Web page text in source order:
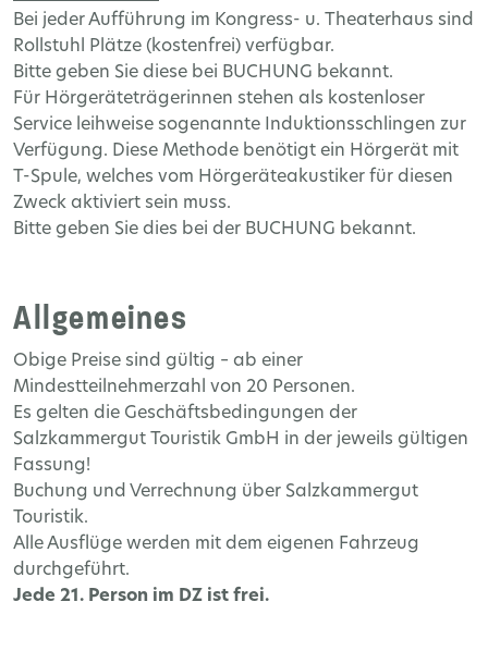
Bei jeder Aufführung im Kongress- u. Theaterhaus sind
Rollstuhl Plätze (kostenfrei) verfügbar.
Bitte geben Sie diese bei BUCHUNG bekannt.
Für Hörgeräteträgerinnen stehen als kostenloser
Service leihweise sogenannte Induktionsschlingen zur
Verfügung. Diese Methode benötigt ein Hörgerät mit
T-Spule, welches vom Hörgeräteakustiker für diesen
Zweck aktiviert sein muss.
Bitte geben Sie dies bei der BUCHUNG bekannt.
Allgemeines
Obige Preise sind gültig – ab einer
Mindestteilnehmerzahl von 20 Personen.
Es gelten die Geschäftsbedingungen der
Salzkammergut Touristik GmbH in der jeweils gültigen
Fassung!
Buchung und Verrechnung über Salzkammergut
Touristik.
Alle Ausflüge werden mit dem eigenen Fahrzeug
durchgeführt.
Jede 21. Person im DZ ist frei.